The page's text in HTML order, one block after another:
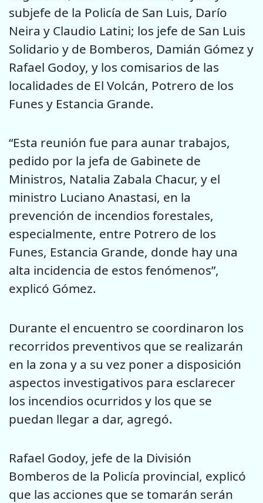
subjefe de la Policía de San Luis, Darío
Neira y Claudio Latini; los jefe de San Luis
Solidario y de Bomberos, Damián Gómez y
Rafael Godoy, y los comisarios de las
localidades de El Volcán, Potrero de los
Funes y Estancia Grande.
“Esta reunión fue para aunar trabajos,
pedido por la jefa de Gabinete de
Ministros, Natalia Zabala Chacur, y el
ministro Luciano Anastasi, en la
prevención de incendios forestales,
especialmente, entre Potrero de los
Funes, Estancia Grande, donde hay una
alta incidencia de estos fenómenos”,
explicó Gómez.
Durante el encuentro se coordinaron los
recorridos preventivos que se realizarán
en la zona y a su vez poner a disposición
aspectos investigativos para esclarecer
los incendios ocurridos y los que se
puedan llegar a dar, agregó.
Rafael Godoy, jefe de la División
Bomberos de la Policía provincial, explicó
que las acciones que se tomarán serán